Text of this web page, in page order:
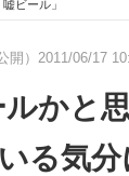
比較・事例
ビール」
開） 2011/06/17
かと
る気分